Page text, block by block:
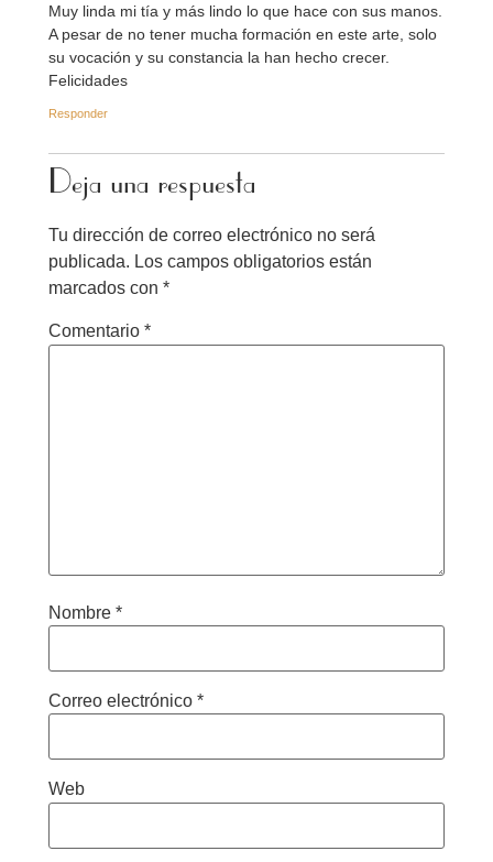
Muy linda mi tía y más lindo lo que hace con sus manos.
A pesar de no tener mucha formación en este arte, solo
su vocación y su constancia la han hecho crecer.
Felicidades
Responder
Deja una respuesta
Tu dirección de correo electrónico no será
publicada. Los campos obligatorios están
marcados con *
Comentario *
Nombre *
Correo electrónico *
Web